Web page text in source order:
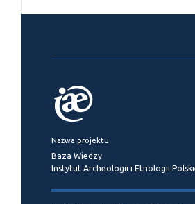
Nazwa projektu
Baza Wiedzy
Instytut Archeologii i Etnologii